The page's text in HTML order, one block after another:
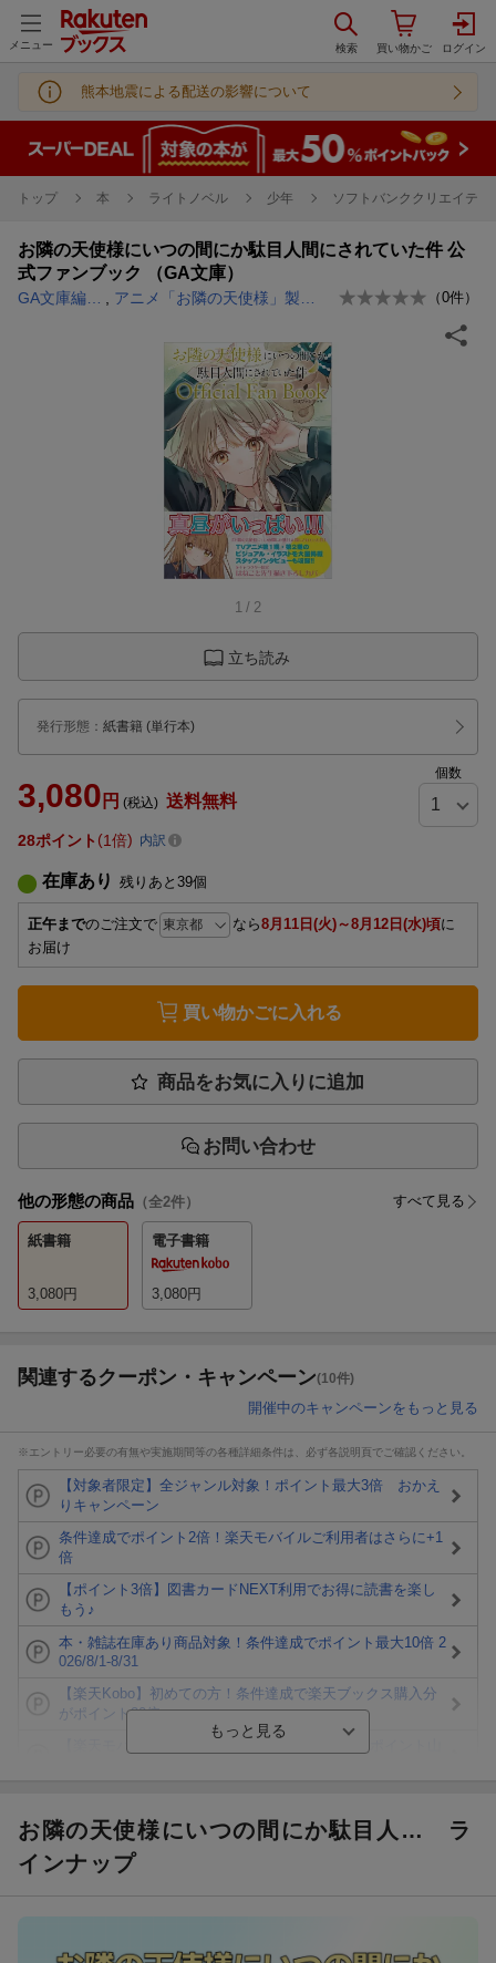
メニュー
熊本地震による配送の影響について
トップ 本 ライトノベル 少年 ソフトバンククリエイティ
お隣の天使様にいつの間にか駄目人間にされていた件 公
式ファンブック （GA文庫）
（0件）
1 / 2
立ち読み
発行形態 ： 紙書籍 (単行本)
3,080 円 (税込) 送料無料
個数
28ポイント 1倍 内訳
在庫あり 残りあと 39個
正午までのご注文で なら8月11日(火)～8月12日(水)頃に
お届け
買い物かごに入れる
商品をお気に入りに追加
お問い合わせ
他の形態の商品 （全2件） すべて見る
紙書籍
3,080円
電子書籍
3,080円
関連するクーポン・キャンペーン(10件)
開催中のキャンペーンをもっと見る
※エントリー必要の有無や実施期間等の各種詳細条件は、必ず各説明頁でご確認ください。
【対象者限定】全ジャンル対象！ポイント最大3倍 おかえ
りキャンペーン
条件達成でポイント2倍！楽天モバイルご利用者はさらに+1
倍
【ポイント3倍】図書カードNEXT利用でお得に読書を楽し
もう♪
本・雑誌在庫あり商品対象！条件達成でポイント最大10倍 2
026/8/1-8/31
【楽天Kobo】初めての方！条件達成で楽天ブックス購入分
がポイント20倍
ト山分け
【スタンプカード】楽天ポイントもらえる＆抽選で豪華景品
が当たる！
楽天モバイル紹介キャンペーンの拡散で300円OFFクーポン
お隣の天使様にいつの間にか駄目人…
ラ
インナップ